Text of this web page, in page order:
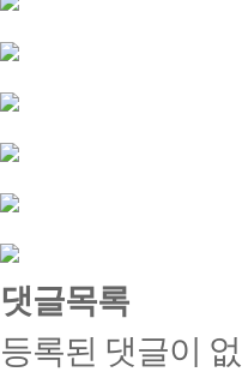
댓글목록
등록된 댓글이